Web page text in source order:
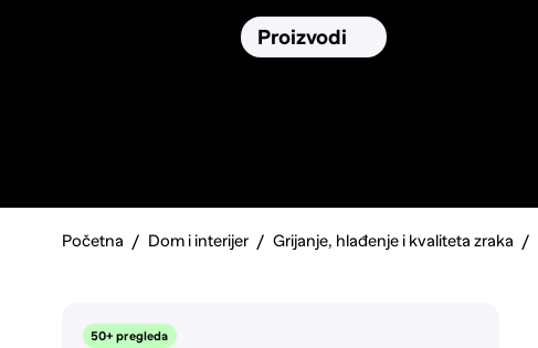
Proizvodi
Početna Dom i interijer Grijanje, hlađenje i kvaliteta zraka
50+ pregleda